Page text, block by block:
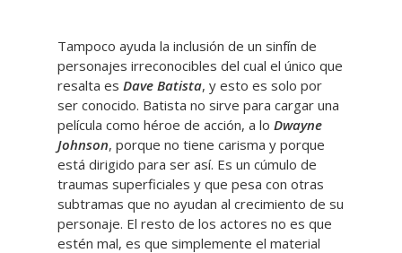
Tampoco ayuda la inclusión de un sinfín de
personajes irreconocibles del cual el único que
resalta es Dave Batista, y esto es solo por
ser conocido. Batista no sirve para cargar una
película como héroe de acción, a lo Dwayne
Johnson, porque no tiene carisma y porque
está dirigido para ser así. Es un cúmulo de
traumas superficiales y que pesa con otras
subtramas que no ayudan al crecimiento de su
personaje. El resto de los actores no es que
estén mal, es que simplemente el material